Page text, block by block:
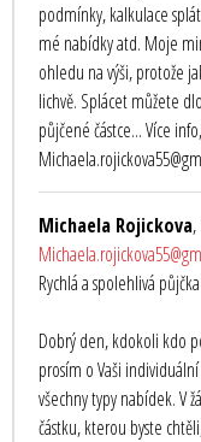
podmínky, kalkulace
mé nabídky atd. Moje
ohledu na výši, protože
lichvě. Splácet můžete
půjčené částce... Více
Michaela Rojickova,
Rychlá a spolehlivá
Dobrý den, kdokoli kdo
prosím o Vaši
všechny typy nabídek. V
částku, kterou byste